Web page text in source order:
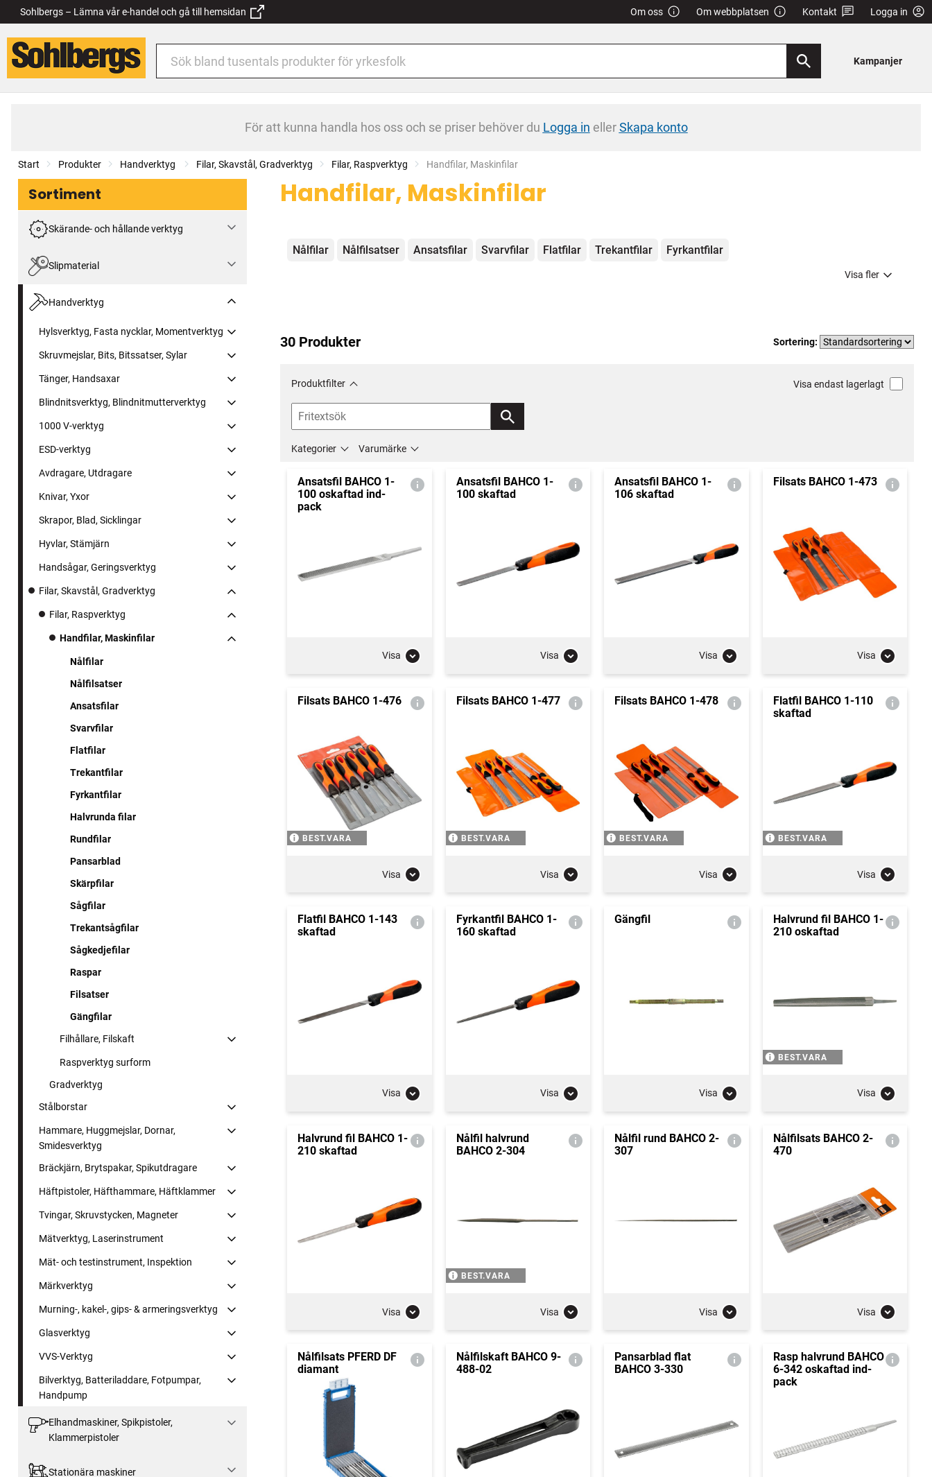
Sohlbergs – Lämna vår e-handel och gå till hemsidan Om oss Om webbplatsen Kontakt Logga in
Kampanjer
För att kunna handla hos oss och se priser behöver du Logga in ellerSkapa konto
Start Produkter Handverktyg Filar, Skavstål, Gradverktyg Filar, Raspverktyg Current:
Handfilar, Maskinfilar
Sortiment
Skärande- och hållande verktyg
Slipmaterial
Handverktyg
Hylsverktyg, Fasta nycklar, Momentverktyg
Skruvmejslar, Bits, Bitssatser, Sylar
Tänger, Handsaxar
Blindnitsverktyg, Blindnitmutterverktyg
1000 V-verktyg
ESD-verktyg
Avdragare, Utdragare
Knivar, Yxor
Skrapor, Blad, Sicklingar
Hyvlar, Stämjärn
Handsågar, Geringsverktyg
Filar, Skavstål, Gradverktyg
Filar, Raspverktyg
Handfilar, Maskinfilar
Nålfilar
Nålfilsatser
Ansatsfilar
Svarvfilar
Flatfilar
Trekantfilar
Fyrkantfilar
Halvrunda filar
Rundfilar
Pansarblad
Skärpfilar
Sågfilar
Trekantsågfilar
Sågkedjefilar
Raspar
Filsatser
Gängfilar
Filhållare, Filskaft
Raspverktyg surform
Gradverktyg
Stålborstar
Hammare, Huggmejslar, Dornar,
Smidesverktyg
Bräckjärn, Brytspakar, Spikutdragare
Häftpistoler, Häfthammare, Häftklammer
Tvingar, Skruvstycken, Magneter
Mätverktyg, Laserinstrument
Mät- och testinstrument, Inspektion
Märkverktyg
Murning-, kakel-, gips- & armeringsverktyg
Glasverktyg
VVS-Verktyg
Bilverktyg, Batteriladdare, Fotpumpar,
Handpump
Elhandmaskiner, Spikpistoler,
Klammerpistoler
Stationära maskiner
Handfilar, Maskinfilar
Kategorier
Nålfilar Nålfilsatser Ansatsfilar Svarvfilar Flatfilar Trekantfilar Fyrkantfilar
Visa fler
30 Produkter Sortering:
Produktfilter Visa endast lagerlagt
Kategorier Varumärke
Ansatsfil BAHCO 1-
100 oskaftad ind-
pack
Visa
Ansatsfil BAHCO 1-
100 skaftad
Visa
Ansatsfil BAHCO 1-
106 skaftad
Visa
Filsats BAHCO 1-473
Visa
Filsats BAHCO 1-476
BEST.VARA
Visa
Filsats BAHCO 1-477
BEST.VARA
Visa
Filsats BAHCO 1-478
BEST.VARA
Visa
Flatfil BAHCO 1-110
skaftad
BEST.VARA
Visa
Flatfil BAHCO 1-143
skaftad
Visa
Fyrkantfil BAHCO 1-
160 skaftad
Visa
Gängfil
Visa
Halvrund fil BAHCO 1-
210 oskaftad
BEST.VARA
Visa
Halvrund fil BAHCO 1-
210 skaftad
Visa
Nålfil halvrund
BAHCO 2-304
BEST.VARA
Visa
Nålfil rund BAHCO 2-
307
Visa
Nålfilsats BAHCO 2-
470
Visa
Nålfilsats PFERD DF
diamant
Nålfilskaft BAHCO 9-
488-02
Pansarblad flat
BAHCO 3-330
Rasp halvrund BAHCO
6-342 oskaftad ind-
pack